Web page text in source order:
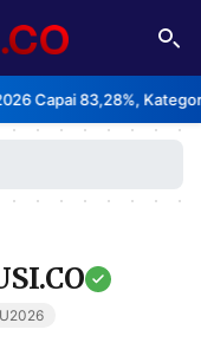
83,28%, Kategori